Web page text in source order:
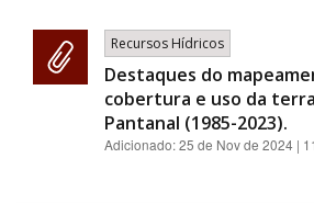
Recursos Hídricos
Destaques do
cobertura e uso da
Pantanal (1985-2023).
Adicionado:25 de Nov de 2024 |